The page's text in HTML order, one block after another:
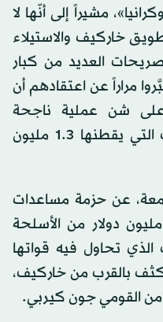
مشيراً إلى أنّها لا
خاركيف والاستيلاء
العديد من كبار
مراراً عن اعتقادهم أن
على شن عملية ناجحة
للسيطرة على مدينة خاركيف التي يقطنها 1.3 مليون
عن حزمة مساعدات
جديدة بقيمة 400 مليون دولار من الأسلحة
الذي تحاول فيه قواتها
بالقرب من خاركيف،
القومي جون كيربي.